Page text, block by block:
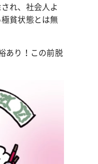
れ、社会人よ
貧状態とは無
あり！この前脱